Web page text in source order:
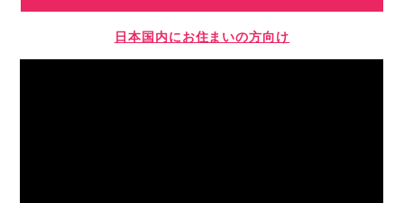
日本国内にお住まいの方向け